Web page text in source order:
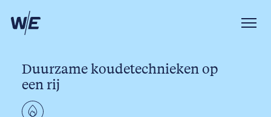
Duurzame koudetechnieken op
een rij